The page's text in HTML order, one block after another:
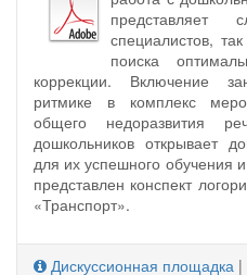
специалистов,
поиска
коррекции. Включение
ритмике в комплекс
общего недоразвития
дошкольников открывает
для их успешного обучения
представлен конспект
«Транспорт».
Дискуссионная площадка |